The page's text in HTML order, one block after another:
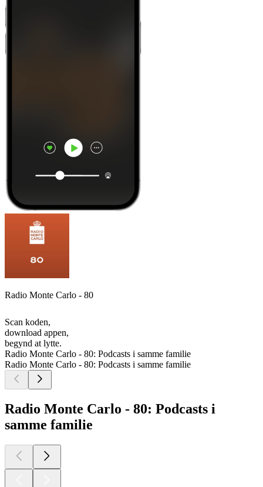
Radio Monte Carlo - 80
Scan koden,
download appen,
begynd at lytte.
Radio Monte Carlo - 80: Podcasts i samme familie
Radio Monte Carlo - 80: Podcasts i samme familie
Radio Monte Carlo - 80: Podcasts i
samme familie